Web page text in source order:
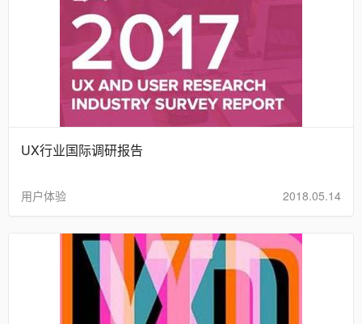
UX行业国际调研报告
用户体验 2018.05.14